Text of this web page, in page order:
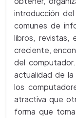
introducción
comunes de
libros, revistas,
creciente,
del
actualidad de
los
atractiva que
forma que